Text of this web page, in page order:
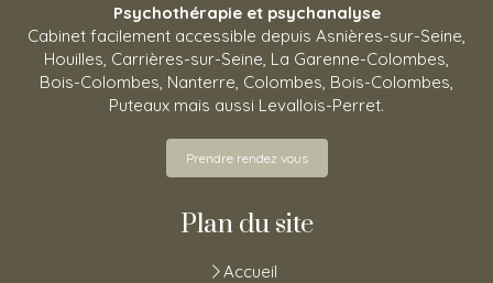
Psychothérapie et psychanalyse
Cabinet facilement accessible depuis Asnières-sur-Seine,
Houilles, Carrières-sur-Seine, La Garenne-Colombes,
Bois-Colombes, Nanterre, Colombes, Bois-Colombes,
Puteaux mais aussi Levallois-Perret.
Prendre rendez vous
Plan du site
Accueil